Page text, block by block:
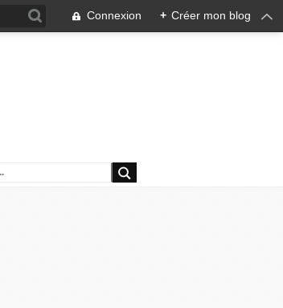
Connexion + Créer mon blog